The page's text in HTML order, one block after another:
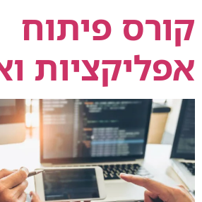
קורס פיתוח
אפליקציות